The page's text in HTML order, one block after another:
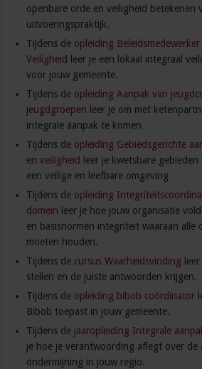
openbare orde en veiligheid betekenen
uitvoeringspraktijk.
Tijdens de opleiding
Veiligheid
leer je een lokaal integraal
voor jouw gemeente.
Tijdens de opleiding Aanpak van
jeugdgroepen leer je om met
integrale aanpak te komen
Tijdens de opleiding Gebiedsgerichte
en veiligheid
leer je kwetsbare
een veilige en leefbare omgeving
Tijdens de opleiding
domein leer je hoe jouw organisatie
en basisnormen integriteit waaraan alle
moeten houden.
Tijdens de cursus Waarheidsvinding
stellen en de juiste antwoorden krijgen.
Tijdens de opleiding bibob coördinator
Bibob toepast in jouw gemeente.
Tijdens de jaaropleiding Integrale
je hoe je verantwoording aflegt over de
ondermijning in jouw regio.